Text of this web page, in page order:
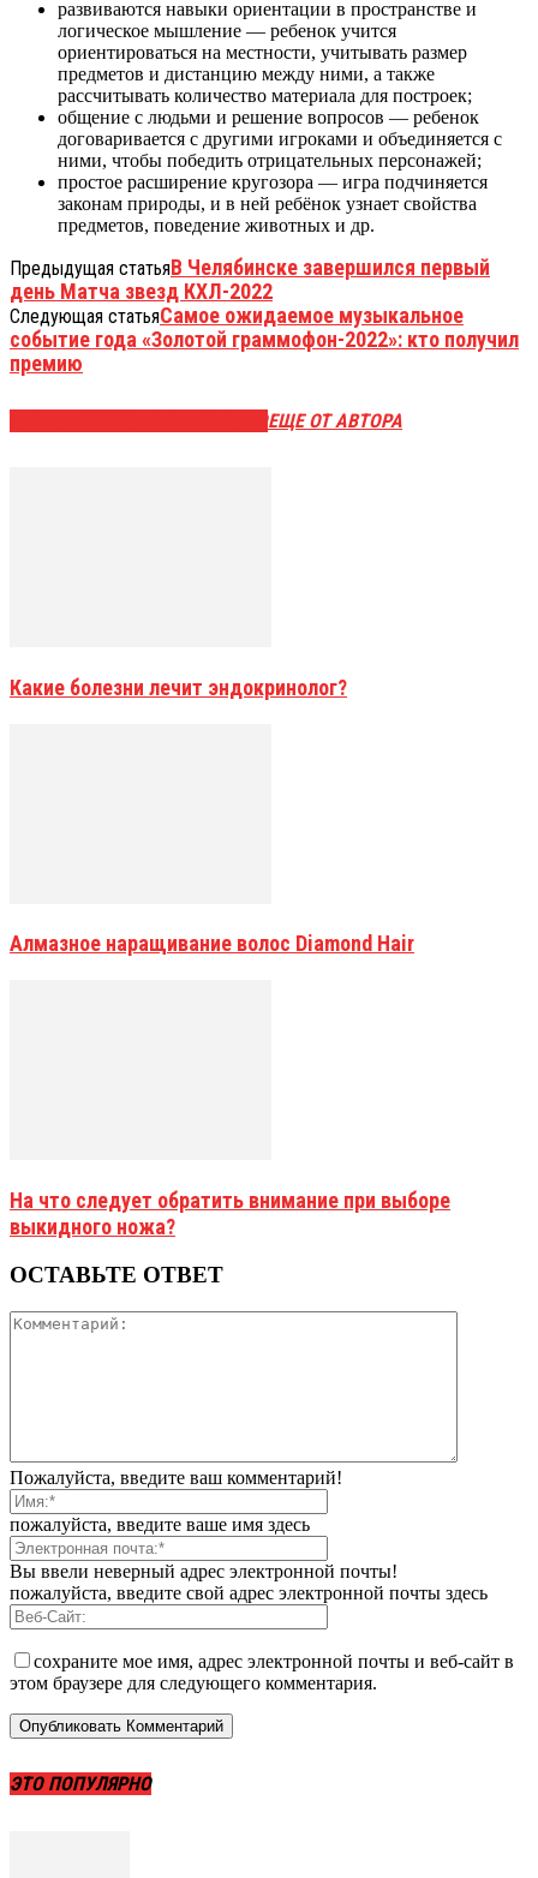
развиваются навыки ориентации в пространстве и
логическое мышление — ребенок учится
ориентироваться на местности, учитывать размер
предметов и дистанцию между ними, а также
рассчитывать количество материала для построек;
общение с людьми и решение вопросов — ребенок
договаривается с другими игроками и объединяется с
ними, чтобы победить отрицательных персонажей;
простое расширение кругозора — игра подчиняется
законам природы, и в ней ребёнок узнает свойства
предметов, поведение животных и др.
Предыдущая статьяВ Челябинске завершился первый
день Матча звезд КХЛ-2022
Следующая статьяСамое ожидаемое музыкальное
событие года «Золотой граммофон-2022»: кто получил
премию
ЕЩЕ ОТ АВТОРА
Какие болезни лечит эндокринолог?
Алмазное наращивание волос Diamond Hair
На что следует обратить внимание при выборе
выкидного ножа?
ОСТАВЬТЕ ОТВЕТ
Пожалуйста, введите ваш комментарий!
пожалуйста, введите ваше имя здесь
Вы ввели неверный адрес электронной почты!
пожалуйста, введите свой адрес электронной почты здесь
сохраните мое имя, адрес электронной почты и веб-сайт в
этом браузере для следующего комментария.
ЭТО ПОПУЛЯРНО